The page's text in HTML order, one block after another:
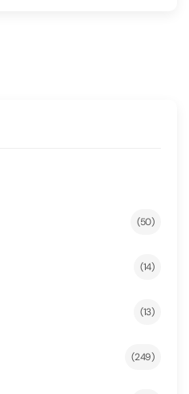
(50)
(14)
(13)
(249)